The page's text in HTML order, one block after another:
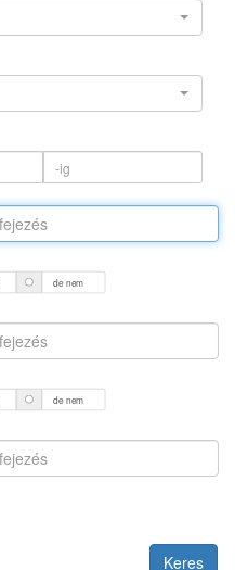
de nem
de nem